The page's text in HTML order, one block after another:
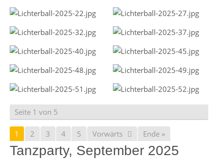
Seite 1 von 5
1 2 3 4 5 Vorwärts Ende »
Tanzparty, September 2025